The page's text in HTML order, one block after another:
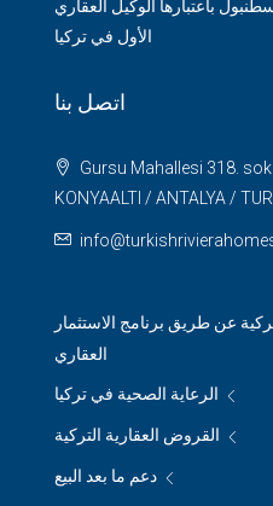
باعتبارها الوكيل العقاري
الأول في تركيا
اتصل بنا
Gursu Mahallesi 318.
KONYAALTI / ANTALYA /
عن طريق برنامج الاستثمار
العقاري
الرعاية الصحية في تركيا
القروض العقارية التركية
دعم ما بعد البيع